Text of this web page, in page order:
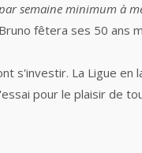
semaine minimum à
fêtera ses 50 ans
s'investir. La Ligue
pour le plaisir de